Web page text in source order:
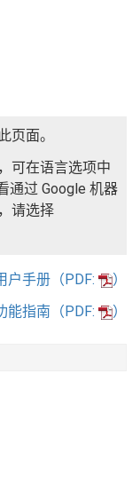
页面。
可在语言选项中
通过 Google 机器
请选择
户手册（PDF:
）
能指南（PDF:
）